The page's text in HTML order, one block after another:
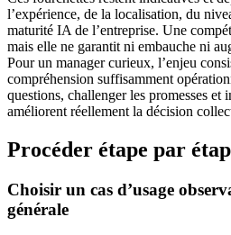
l’expérience, de la localisation, du
maturité IA de l’entreprise. Une
mais elle ne garantit ni embauche ni
Pour un manager curieux, l’enjeu
compréhension suffisamment
questions, challenger les promesses et
améliorent réellement la décision
Procéder étape par
Choisir un cas d’usage
générale